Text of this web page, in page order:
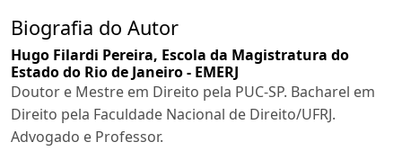
Biografia do Autor
Hugo Filardi Pereira, Escola da Magistratura do
Estado do Rio de Janeiro - EMERJ
Doutor e Mestre em Direito pela PUC-SP. Bacharel em
Direito pela Faculdade Nacional de Direito/UFRJ.
Advogado e Professor.